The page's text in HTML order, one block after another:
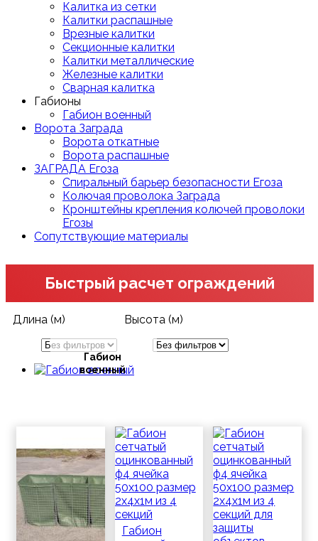
Калитка из сетки
Калитки распашные
Врезные калитки
Секционные калитки
Калитки металлические
Железные калитки
Сварная калитка
Габионы
Габион военный
Ворота Заграда
Ворота откатные
Ворота распашные
ЗАГРАДА Егоза
Спиральный барьер безопасности Егоза
Колючая проволока Заграда
Кронштейны крепления колючей проволоки
Егозы
Сопутствующие материалы
Быстрый расчет ограждений
Длина (м) Высота (м)
Габион
военный
Габион